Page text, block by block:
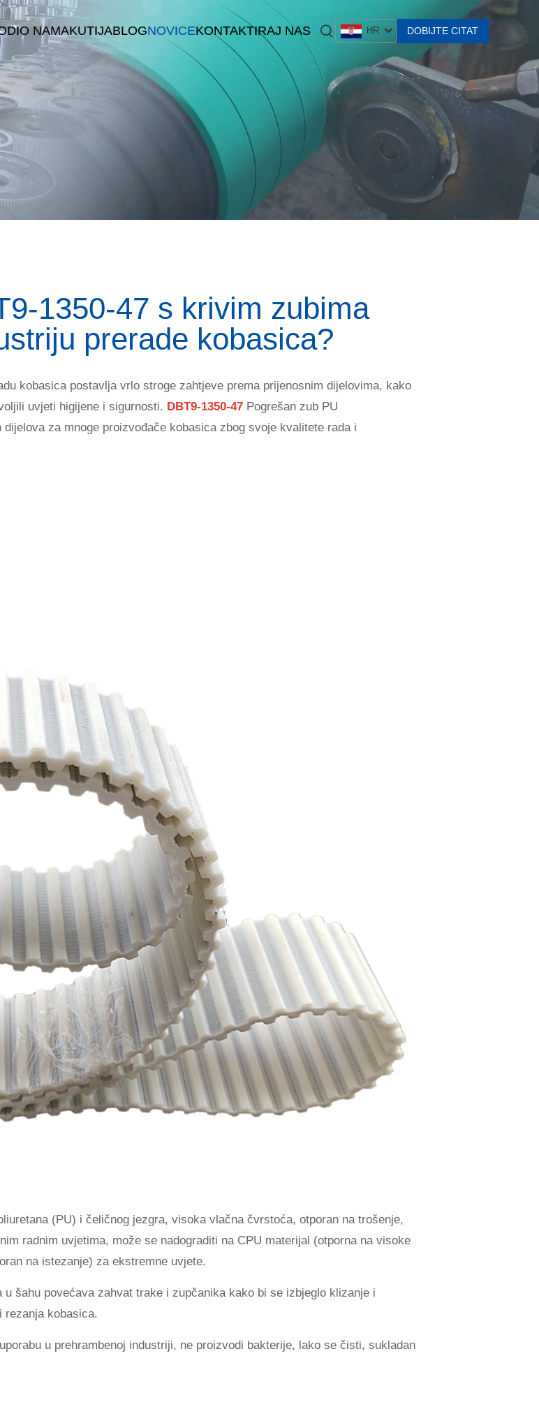
O NAMAKUTIJABLOGNOVICEKONTAKTIRAJ NAS HR DOBIJTE CITAT
1350-47 s krivim zubima
prerade kobasica?
kobasica postavlja vrlo stroge zahtjeve prema prijenosnim dijelovima, kako
uvjeti higijene i sigurnosti. DBT9-1350-47 Pogrešan zub PU
za mnoge proizvođače kobasica zbog svoje kvalitete rada i
(PU) i čeličnog jezgra, visoka vlačna čvrstoća, otporan na trošenje,
radnim uvjetima, može se nadograditi na CPU materijal (otporna na visoke
na istezanje) za ekstremne uvjete.
šahu povećava zahvat trake i zupčanika kako bi se izbjeglo klizanje i
rezanja kobasica.
u prehrambenoj industriji, ne proizvodi bakterije, lako se čisti, sukladan